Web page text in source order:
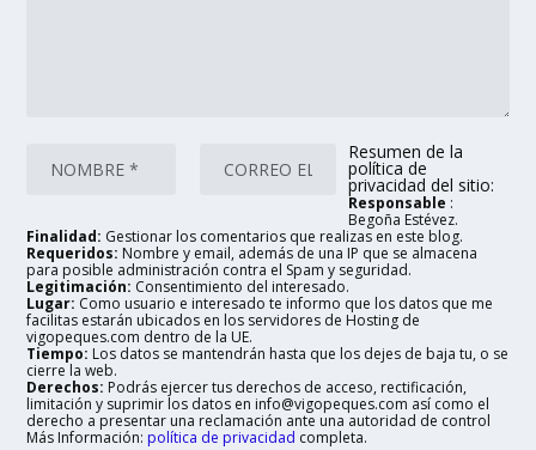
Resumen de la
política de
privacidad del sitio:
Responsable :
Begoña Estévez.
Finalidad: Gestionar los comentarios que realizas en este blog.
Requeridos: Nombre y email, además de una IP que se almacena
para posible administración contra el Spam y seguridad.
Legitimación: Consentimiento del interesado.
Lugar: Como usuario e interesado te informo que los datos que me
facilitas estarán ubicados en los servidores de Hosting de
vigopeques.com dentro de la UE.
Tiempo: Los datos se mantendrán hasta que los dejes de baja tu, o se
cierre la web.
Derechos: Podrás ejercer tus derechos de acceso, rectificación,
limitación y suprimir los datos en info@vigopeques.com así como el
derecho a presentar una reclamación ante una autoridad de control
Más Información: política de privacidad completa.